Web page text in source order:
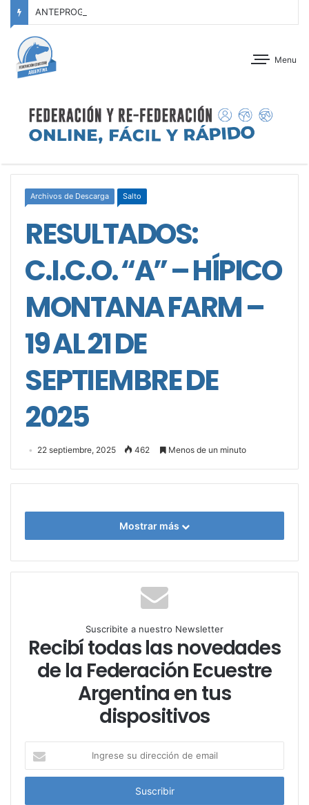
Menu
Archivos de Descarga Salto
RESULTADOS:
C.I.C.O. “A” – HÍPICO
MONTANA FARM –
19 AL 21 DE
SEPTIEMBRE DE
2025
22 septiembre, 2025 462 Menos de un minuto
Mostrar más
Suscribite a nuestro Newsletter
Recibí todas las novedades
de la Federación Ecuestre
Argentina en tus
dispositivos
g